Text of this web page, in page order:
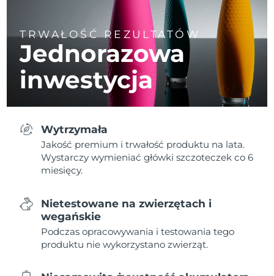
TRWAŁOŚĆ REZULTATÓW
Jednorazowa
inwestycja
Wytrzymała
Jakość premium i trwałość produktu na lata.
Wystarczy wymieniać główki szczoteczek co 6
miesięcy.
Nietestowane na zwierzętach i
wegańskie
Podczas opracowywania i testowania tego
produktu nie wykorzystano zwierząt.